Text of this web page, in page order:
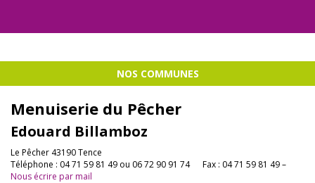
NOS COMMUNES
Menuiserie du Pêcher
Edouard Billamboz
Le Pêcher 43190 Tence
Téléphone : 04 71 59 81 49 ou 06 72 90 91 74 Fax : 04 71 59 81 49 –
Nous écrire par mail